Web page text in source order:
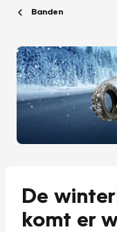
Banden
De
komt er